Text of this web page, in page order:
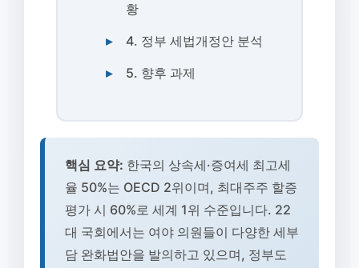
황
4. 정부 세법개정안 분석
5. 향후 과제
핵심 요약: 한국의 상속세·증여세 최고세
율 50%는 OECD 2위이며, 최대주주 할증
평가 시 60%로 세계 1위 수준입니다. 22
대 국회에서는 여야 의원들이 다양한 세부
담 완화법안을 발의하고 있으며, 정부도